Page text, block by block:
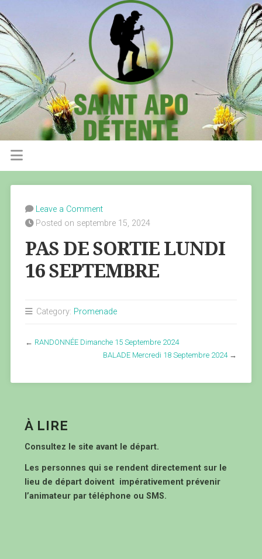
Leave a Comment
Posted on septembre 15, 2024
PAS DE SORTIE LUNDI
16 SEPTEMBRE
Category: Promenade
← RANDONNÉE Dimanche 15 Septembre 2024
BALADE Mercredi 18 Septembre 2024→
À LIRE
Consultez le site avant le départ.
Les personnes qui se rendent directement sur le
lieu de départ doivent impérativement prévenir
l’animateur par téléphone ou SMS.